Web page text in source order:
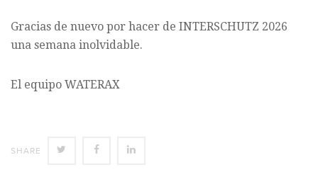
Gracias de nuevo por hacer de INTERSCHUTZ 2026
una semana inolvidable.
El equipo WATERAX
SHARE SHARE SHARE